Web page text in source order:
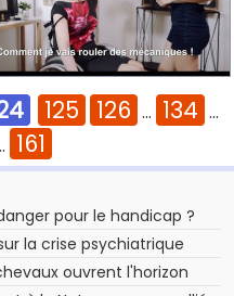
125 126 ... 134 ...
161
pour le handicap ?
la crise psychiatrique
ouvrent l'horizon